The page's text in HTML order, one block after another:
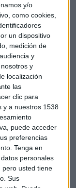
y/o
como cookies,
un dispositivo
medición de
y
y
localización
las
clic para
y a nuestros 1538
puede acceder
preferencias
Tenga en
personales
pero usted tiene
Sus
importantes
Pérez cerró la
Estadio Santiago
de euros,
fijo del 2,5% y sin
abonar
el 30 de julio de
por J. P. Morgan
colaboración de